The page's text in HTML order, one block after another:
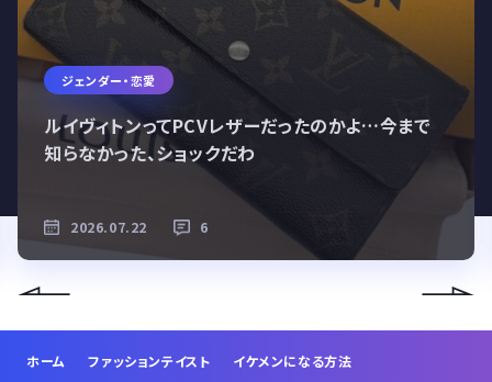
ジェンダー・恋愛
ルイヴィトンってPCVレザーだったのかよ…今まで
知らなかった、ショックだわ
2026.07.22 6
ホーム ファッションテイスト イケメンになる方法